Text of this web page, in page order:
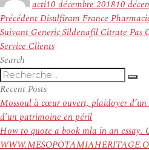
acti10 décembre 201810
Navigation
de
l’article
PrécédentArticle
précédent :
Disulfiram France
Suivant Article
suivant :
Generic Sildenafil Citrate Pas
Service Clients
Search
Recherche
pour
:
Recent Posts
Mossoul à cœur ouvert, plaidoyer
d’un patrimoine en péril
How to quote a book mla in an essay.